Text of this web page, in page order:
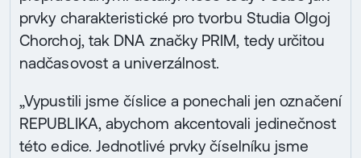
prvky charakteristické pro tvorbu Studia Olgoj
Chorchoj, tak DNA značky PRIM, tedy určitou
nadčasovost a univerzálnost.
„Vypustili jsme číslice a ponechali jen označení
REPUBLIKA, abychom akcentovali jedinečnost
této edice. Jednotlivé prvky číselníku jsme